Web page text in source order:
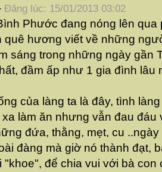
Đăng lúc: 15/01/2013 03:02
Phước đang nóng lên qua
quê hương viết về những
sáng trong những ngày gần
đầm ấp như 1 gia đình lâu
của làng ta là đây, tình
xa làm ăn nhưng vẫn đau
đứa, thằng, mẹt, cu
đàng mà giờ nó thành đạt,
"khoe", để chia vui với bà